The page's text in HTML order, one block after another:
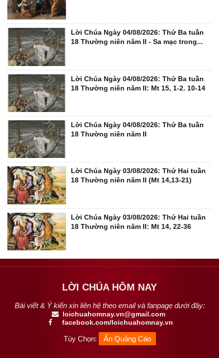
Lời Chúa Ngày 04/08/2026: Thứ Ba tuần
18 Thường niên năm II - Sa mạc trong...
Lời Chúa Ngày 04/08/2026: Thứ Ba tuần
18 Thường niên năm II: Mt 15, 1-2. 10-14
Lời Chúa Ngày 04/08/2026: Thứ Ba tuần
18 Thường niên năm II
Lời Chúa Ngày 03/08/2026: Thứ Hai tuần
18 Thường niên năm II (Mt 14,13-21)
Lời Chúa Ngày 03/08/2026: Thứ Hai tuần
18 Thường niên năm II: Mt 14, 22-36
LỜI CHÚA HÔM NAY
Bài viết & Ý kiến xin liên hệ theo email và fanpage dưới đây:
loichuahomnay.vn@gmail.com
facebook.com/loichuahomnay.vn
Tùy Chọn: Ẩn Quảng Cáo